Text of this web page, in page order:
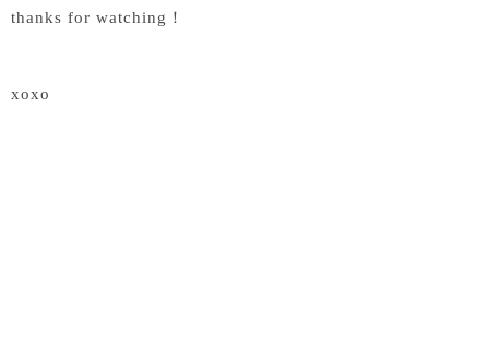
thanks for watching！
xoxo